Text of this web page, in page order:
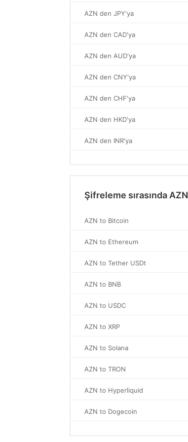
AZN den JPY'ya
AZN den CAD'ya
AZN den AUD'ya
AZN den CNY'ya
AZN den CHF'ya
AZN den HKD'ya
AZN den INR'ya
Şifreleme sırasında AZN
AZN to Bitcoin
AZN to Ethereum
AZN to Tether USDt
AZN to BNB
AZN to USDC
AZN to XRP
AZN to Solana
AZN to TRON
AZN to Hyperliquid
AZN to Dogecoin